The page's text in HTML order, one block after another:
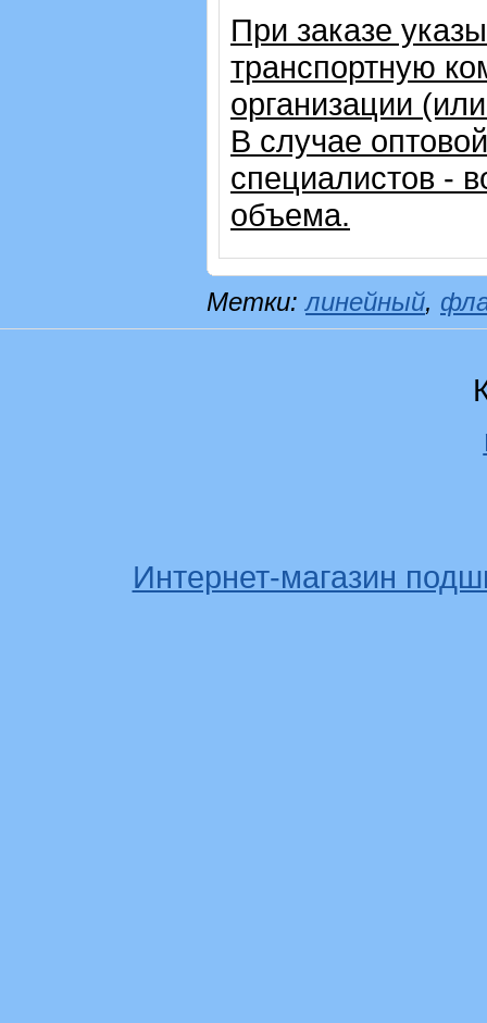
При заказе
транспортную
организации
В случае
специалистов -
объема.
Метки:линейный,
Интернет-магазин